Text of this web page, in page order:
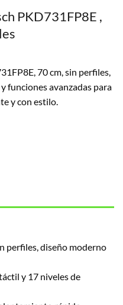
PKD731FP8E ,
70 cm, sin perfiles,
funciones avanzadas para
y con estilo.
perfiles, diseño moderno
y 17 niveles de